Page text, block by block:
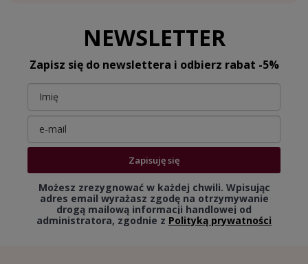
NEWSLETTER
Zapisz się do newslettera i odbierz rabat -5%
Zapisuję się
Możesz zrezygnować w każdej chwili. Wpisując
adres email wyrażasz zgodę na otrzymywanie
drogą mailową informacji handlowej od
administratora, zgodnie z Polityką prywatności